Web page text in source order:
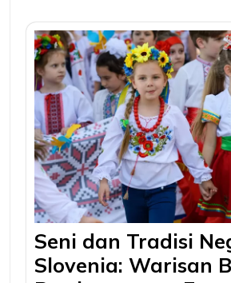
Seni dan Tradisi
Slovenia: Warisan